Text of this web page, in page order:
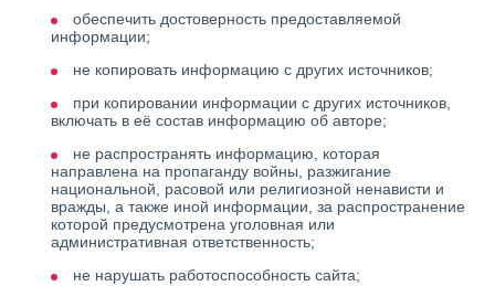
обеспечить достоверность предоставляемой
информации;
не копировать информацию с других источников;
при копировании информации с других источников,
включать в её состав информацию об авторе;
не распространять информацию, которая
направлена на пропаганду войны, разжигание
национальной, расовой или религиозной ненависти и
вражды, а также иной информации, за распространение
которой предусмотрена уголовная или
административная ответственность;
не нарушать работоспособность сайта;